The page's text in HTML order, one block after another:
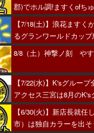
郡)でホル調!ますくofち
【7/18(土)】浪花ます
るグランワールドカッ
市)の調査結果☆
8/8（土）神撃ノ刻 や
【7/22(水)】K'sグルー
アクセス三宮は8月の
着々とミッション進行
【6/30(火)】新店長就
市）は独自カラーを出